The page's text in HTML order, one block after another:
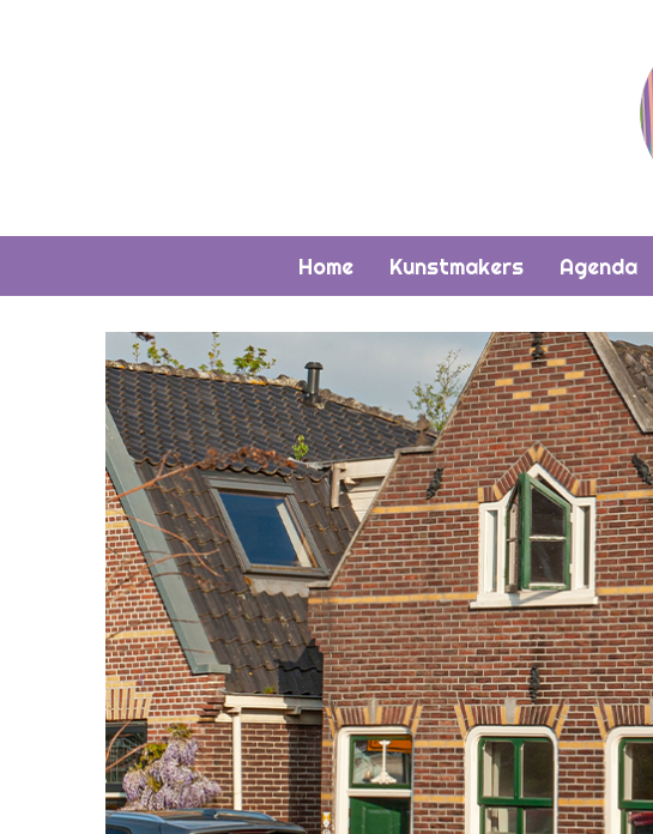
Home Kunstmakers Agenda